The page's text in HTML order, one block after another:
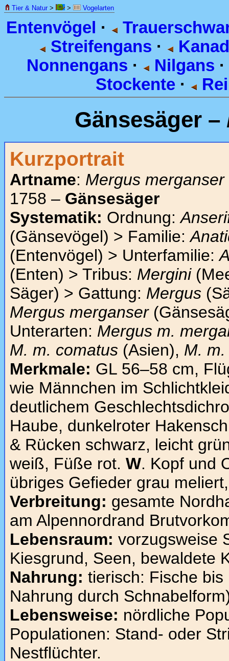
Tier & Natur > > Vogelarten
Entenvögel ·
Streifengans ·
Nonnengans · Nilgans ·
Stockente·
Gänsesäger –
Kurzportrait
Artname: Mergus merganser
1758 – Gänsesäger
Systematik: Ordnung:
(Gänsevögel) > Familie:
(Entenvögel) > Unterfamilie:
(Enten) > Tribus: Mergini
Säger) > Gattung: Mergus
Mergus merganser
Unterarten: Mergus m.
M. m. comatus (Asien), M.
Merkmale: GL 56–58 cm,
wie Männchen im
deutlichem
Haube, dunkelroter
& Rücken schwarz, leicht
weiß, Füße rot. W. Kopf und
übriges Gefieder grau
Verbreitung: gesamte
am Alpennordrand
Lebensraum: vorzugsweise
Kiesgrund, Seen, bewaldete
Nahrung: tierisch: Fische
Nahrung durch
Lebensweise: nördliche
Populationen: Stand- oder
Nestflüchter.